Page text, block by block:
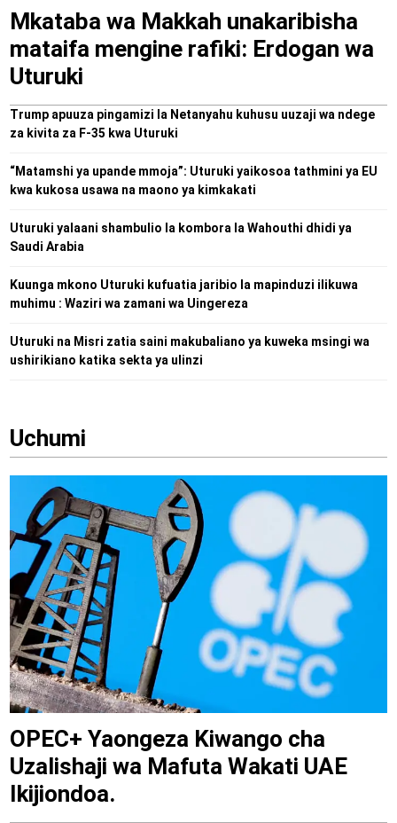
Mkataba wa Makkah unakaribisha
mataifa mengine rafiki: Erdogan wa
Uturuki
Trump apuuza pingamizi la Netanyahu kuhusu uuzaji wa ndege
za kivita za F-35 kwa Uturuki
“Matamshi ya upande mmoja”: Uturuki yaikosoa tathmini ya EU
kwa kukosa usawa na maono ya kimkakati
Uturuki yalaani shambulio la kombora la Wahouthi dhidi ya
Saudi Arabia
Kuunga mkono Uturuki kufuatia jaribio la mapinduzi ilikuwa
muhimu : Waziri wa zamani wa Uingereza
Uturuki na Misri zatia saini makubaliano ya kuweka msingi wa
ushirikiano katika sekta ya ulinzi
Uchumi
OPEC+ Yaongeza Kiwango cha
Uzalishaji wa Mafuta Wakati UAE
Ikijiondoa.